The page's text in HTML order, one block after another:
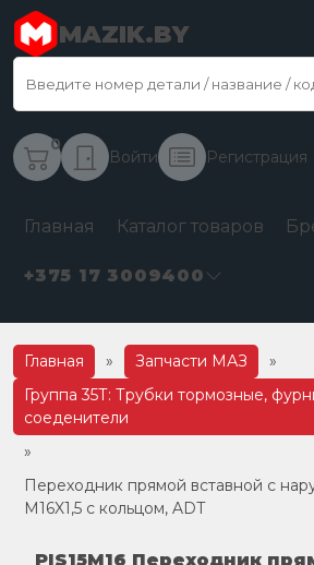
MAZIK.BY
0
Войти Регистрация
Главная Каталог товаров
+375 17 3009400
Главная » Запчасти МАЗ
»
Группа 35Т: Трубки тормозные,
соеденители
»
Переходник прямой вставной с
M16X1,5 с кольцом, ADT
PIS15M16 Переходник